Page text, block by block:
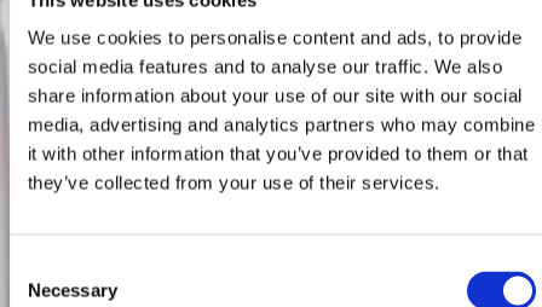
We use cookies to personalise content and ads, to provide
social media features and to analyse our traffic. We also
share information about your use of our site with our social
media, advertising and analytics partners who may combine
it with other information that you’ve provided to them or that
they’ve collected from your use of their services.
Selection
Necessary